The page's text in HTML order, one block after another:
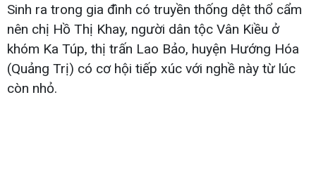
Sinh ra trong gia đình có truyền thống dệt thổ cẩm
nên chị Hồ Thị Khay, người dân tộc Vân Kiều ở
khóm Ka Túp, thị trấn Lao Bảo, huyện Hướng Hóa
(Quảng Trị) có cơ hội tiếp xúc với nghề này từ lúc
còn nhỏ.